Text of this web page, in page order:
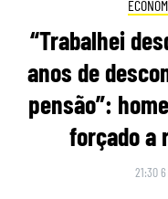
“Trabalhei
anos de
pensão”:
forçado a
21:30